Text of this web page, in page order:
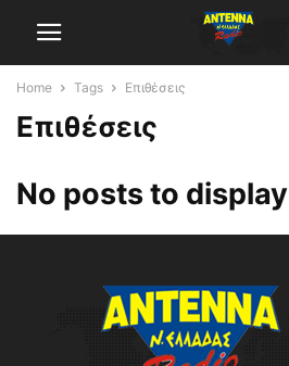
Home Tags Επιθέσεις
Επιθέσεις
No posts to display